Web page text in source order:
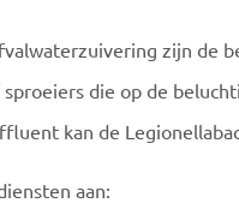
zijn
sproeiers die op de
kan de
aan: